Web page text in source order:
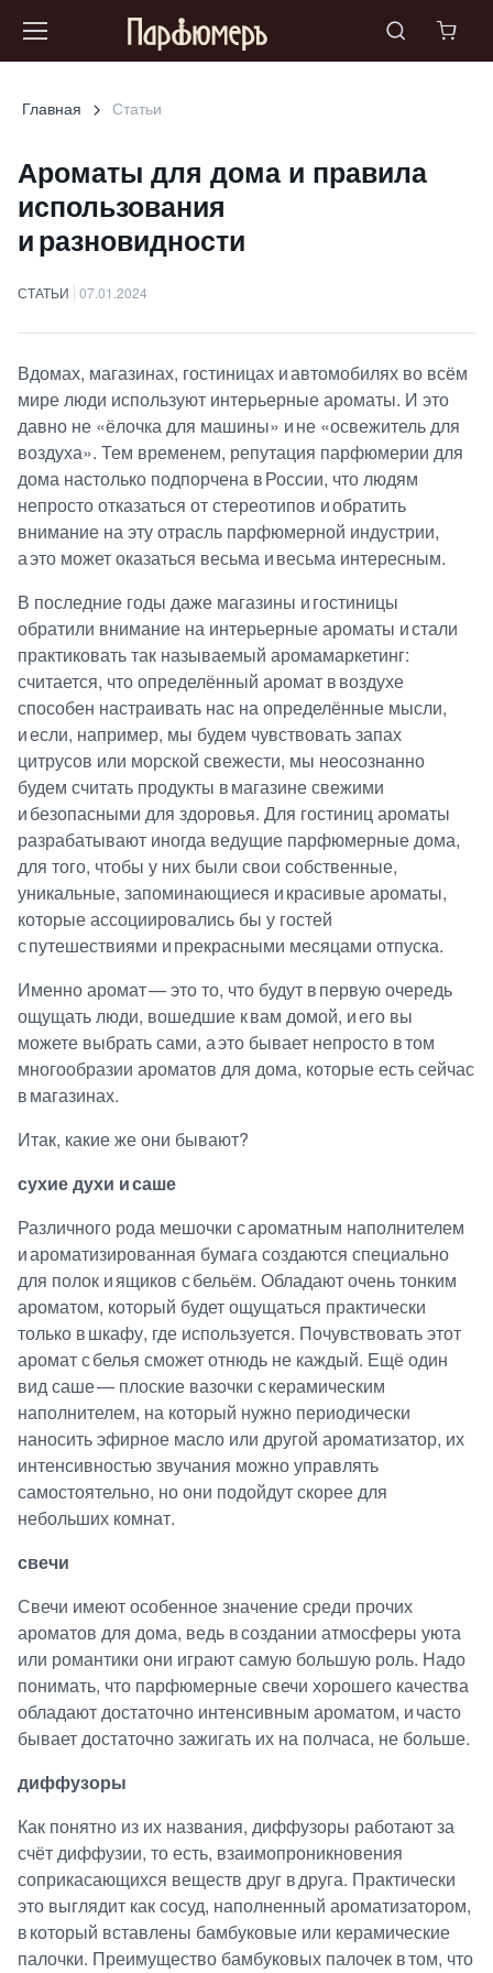
Главная Статьи
Ароматы для дома и правила
использования
и разновидности
СТАТЬИ 07.01.2024
Вдомах, магазинах, гостиницах и автомобилях во всём
мире люди используют интерьерные ароматы. И это
давно не «ёлочка для машины» и не «освежитель для
воздуха». Тем временем, репутация парфюмерии для
дома настолько подпорчена в России, что людям
непросто отказаться от стереотипов и обратить
внимание на эту отрасль парфюмерной индустрии,
а это может оказаться весьма и весьма интересным.
В последние годы даже магазины и гостиницы
обратили внимание на интерьерные ароматы и стали
практиковать так называемый аромамаркетинг:
считается, что определённый аромат в воздухе
способен настраивать нас на определённые мысли,
и если, например, мы будем чувствовать запах
цитрусов или морской свежести, мы неосознанно
будем считать продукты в магазине свежими
и безопасными для здоровья. Для гостиниц ароматы
разрабатывают иногда ведущие парфюмерные дома,
для того, чтобы у них были свои собственные,
уникальные, запоминающиеся и красивые ароматы,
которые ассоциировались бы у гостей
с путешествиями и прекрасными месяцами отпуска.
Именно аромат — это то, что будут в первую очередь
ощущать люди, вошедшие к вам домой, и его вы
можете выбрать сами, а это бывает непросто в том
многообразии ароматов для дома, которые есть сейчас
в магазинах.
Итак, какие же они бывают?
сухие духи и саше
Различного рода мешочки с ароматным наполнителем
и ароматизированная бумага создаются специально
для полок и ящиков с бельём. Обладают очень тонким
ароматом, который будет ощущаться практически
только в шкафу, где используется. Почувствовать этот
аромат с белья сможет отнюдь не каждый. Ещё один
вид саше — плоские вазочки с керамическим
наполнителем, на который нужно периодически
наносить эфирное масло или другой ароматизатор, их
интенсивностью звучания можно управлять
самостоятельно, но они подойдут скорее для
небольших комнат.
свечи
Свечи имеют особенное значение среди прочих
ароматов для дома, ведь в создании атмосферы уюта
или романтики они играют самую большую роль. Надо
понимать, что парфюмерные свечи хорошего качества
обладают достаточно интенсивным ароматом, и часто
бывает достаточно зажигать их на полчаса, не больше.
диффузоры
Как понятно из их названия, диффузоры работают за
счёт диффузии, то есть, взаимопроникновения
соприкасающихся веществ друг в друга. Практически
это выглядит как сосуд, наполненный ароматизатором,
в который вставлены бамбуковые или керамические
палочки. Преимущество бамбуковых палочек в том, что